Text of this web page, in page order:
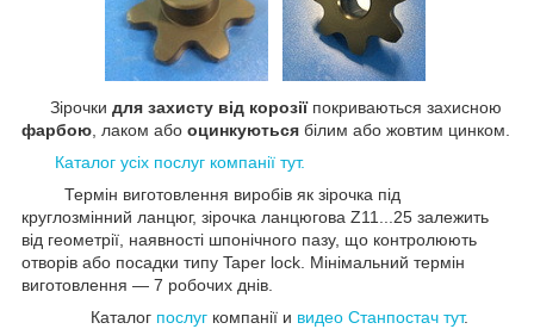
Зірочки для захисту від корозіїпокриваються захисною
фарбою, лаком або оцинкуються білим або жовтим цинком.
Каталог усіх послуг компанії тут.
Термін виготовлення виробів як зірочка під
круглозмінний ланцюг, зірочка ланцюгова Z11...25 залежить
від геометрії, наявності шпонічного пазу, що контролюють
отворів або посадки типу Taper lock. Мінімальний термін
виготовлення — 7 робочих днів.
Каталог послугкомпаніїи видео Станпостач тут.